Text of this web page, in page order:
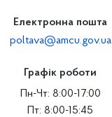
Електронна пошта
poltava@amcu.gov.ua
Графік роботи
Пн-Чт: 8:00-17:00
Пт: 8:00-15:45